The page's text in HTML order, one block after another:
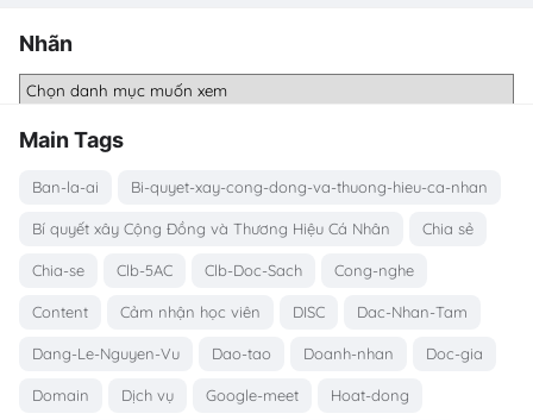
Nhãn
Main Tags
Ban-la-ai Bi-quyet-xay-cong-dong-va-thuong-hieu-ca-nhan
Bí quyết xây Cộng Đồng và Thương Hiệu Cá Nhân Chia sẻ
Chia-se Clb-5AC Clb-Doc-Sach Cong-nghe
Content Cảm nhận học viên DISC Dac-Nhan-Tam
Dang-Le-Nguyen-Vu Dao-tao Doanh-nhan Doc-gia
Domain Dịch vụ Google-meet Hoat-dong